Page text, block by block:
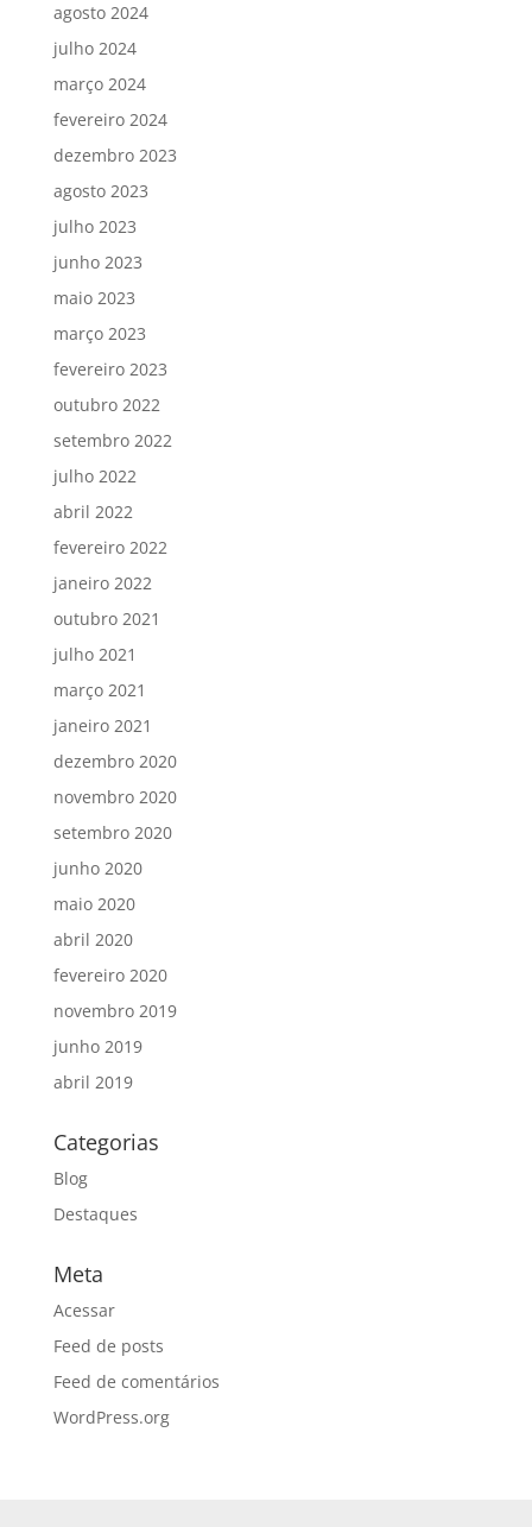
agosto 2024
julho 2024
março 2024
fevereiro 2024
dezembro 2023
agosto 2023
julho 2023
junho 2023
maio 2023
março 2023
fevereiro 2023
outubro 2022
setembro 2022
julho 2022
abril 2022
fevereiro 2022
janeiro 2022
outubro 2021
julho 2021
março 2021
janeiro 2021
dezembro 2020
novembro 2020
setembro 2020
junho 2020
maio 2020
abril 2020
fevereiro 2020
novembro 2019
junho 2019
abril 2019
Categorias
Blog
Destaques
Meta
Acessar
Feed de posts
Feed de comentários
WordPress.org